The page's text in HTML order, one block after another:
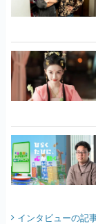
インタビューの記